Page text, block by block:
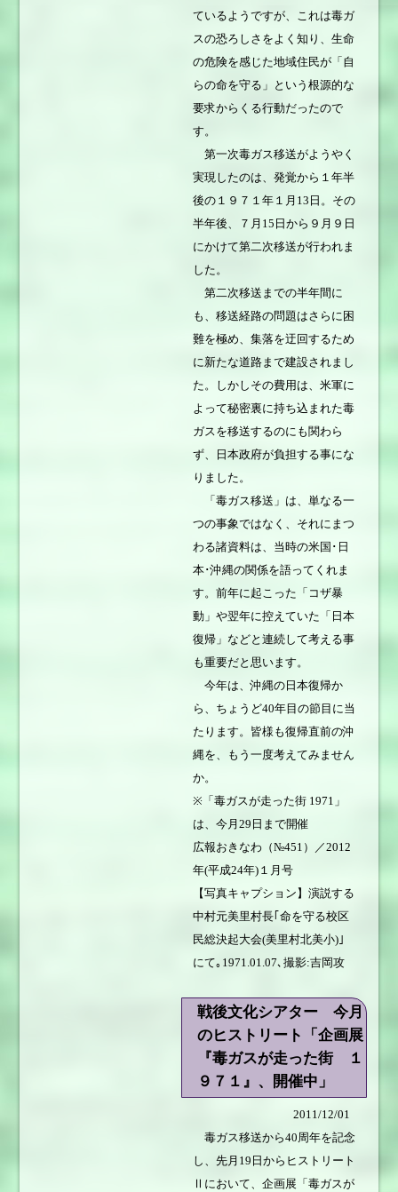
ているようですが、これは毒ガ
スの恐ろしさをよく知り、生命
の危険を感じた地域住民が「自
らの命を守る」という根源的な
要求からくる行動だったので
す。
第一次毒ガス移送がようやく
実現したのは、発覚から１年半
後の１９７１年１月13日。その
半年後、７月15日から９月９日
にかけて第二次移送が行われま
した。
第二次移送までの半年間に
も、移送経路の問題はさらに困
難を極め、集落を迂回するため
に新たな道路まで建設されまし
た。しかしその費用は、米軍に
よって秘密裏に持ち込まれた毒
ガスを移送するのにも関わら
ず、日本政府が負担する事にな
りました。
「毒ガス移送」は、単なる一
つの事象ではなく、それにまつ
わる諸資料は、当時の米国･日
本･沖縄の関係を語ってくれま
す。前年に起こった「コザ暴
動」や翌年に控えていた「日本
復帰」などと連続して考える事
も重要だと思います。
今年は、沖縄の日本復帰か
ら、ちょうど40年目の節目に当
たります。皆様も復帰直前の沖
縄を、もう一度考えてみません
か。
※「毒ガスが走った街 1971」
は、今月29日まで開催
広報おきなわ（№451）／2012
年(平成24年)１月号
【写真キャプション】演説する
中村元美里村長｢命を守る校区
民総決起大会(美里村北美小)｣
にて｡1971.01.07､撮影:吉岡攻
戦後文化シアター 今月
のヒストリート「企画展
『毒ガスが走った街 １
９７１』、開催中」
2011/12/01
毒ガス移送から40周年を記念
し、先月19日からヒストリート
Ⅱにおいて、企画展「毒ガスが